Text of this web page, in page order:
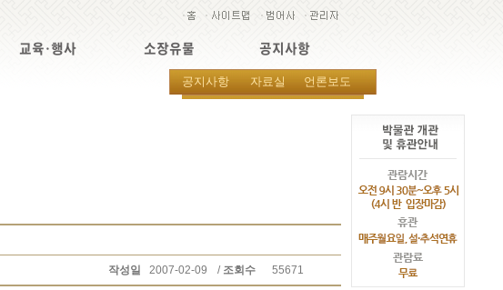
교육·행사 소장유물 공지사항
공지사항 자료실 언론보도
작성일 2007-02-09 / 조회수 55671